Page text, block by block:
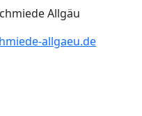
Allgäu
allgaeu.de